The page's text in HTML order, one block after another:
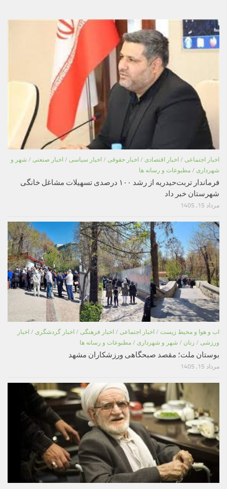
اخبار اجتماعی / اخبار اقتصادی / اخبار حقوقی / اخبار سیاسی / اخبار صنعتی / شهر و
شهرداری / مطبوعات و رسانه ها
فرماندار تربت‌حیدریه از رشد ۱۰۰ درصدی تسهیلات مشاغل خانگی
شهرستان خبر داد
مرداد 15, 1405
اب و هوا و محیط زیست / اخبار اجتماعی / اخبار فرهنگی / اخبار گردشگری / اخبار
ورزشی / زنان / شهر و شهرداری / مطبوعات و رسانه ها
بوستان ملت؛ مقصد صبحگاهی ورزشکاران مشهد
مرداد 15, 1405